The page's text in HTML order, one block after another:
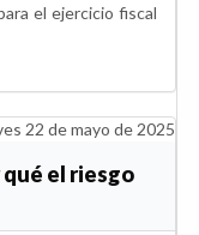
el ejercicio fiscal
22 de mayo de 2025
qué el riesgo